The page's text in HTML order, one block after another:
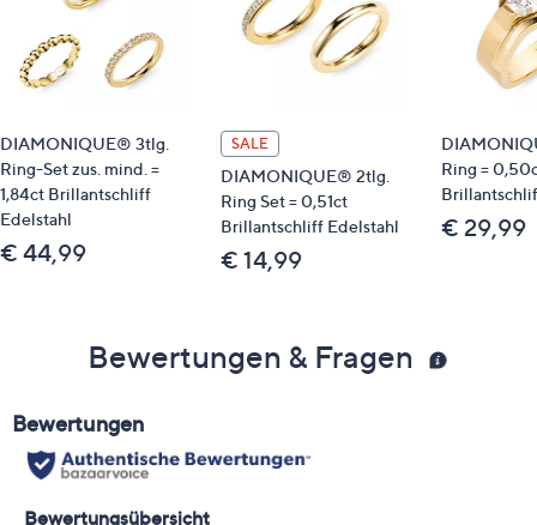
DIAMONIQUE® 3tlg.
Ring-Set zus. mind. =
1,84ct Brillantschliff
Edelstahl
€ 44,99
SALE
DIAMONIQUE® 2tlg.
Ring Set = 0,51ct
Brillantschliff Edelstahl
€ 14,99
Ring =
€ 29,99
Bewertungen & Fragen